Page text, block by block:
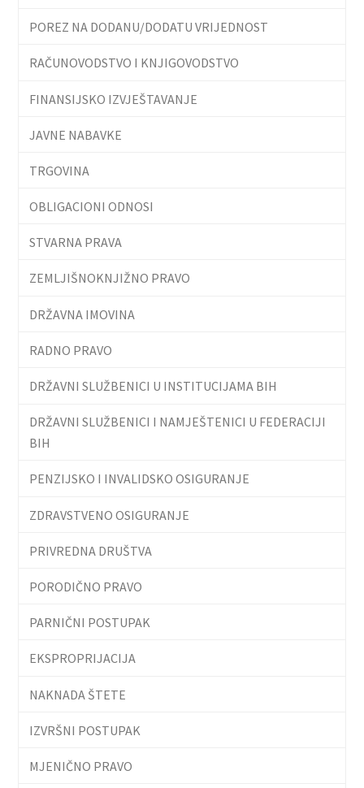
POREZ NA DODANU/DODATU VRIJEDNOST
RAČUNOVODSTVO I KNJIGOVODSTVO
FINANSIJSKO IZVJEŠTAVANJE
JAVNE NABAVKE
TRGOVINA
OBLIGACIONI ODNOSI
STVARNA PRAVA
ZEMLJIŠNOKNJIŽNO PRAVO
DRŽAVNA IMOVINA
RADNO PRAVO
DRŽAVNI SLUŽBENICI U INSTITUCIJAMA BIH
DRŽAVNI SLUŽBENICI I NAMJEŠTENICI U FEDERACIJI
BIH
PENZIJSKO I INVALIDSKO OSIGURANJE
ZDRAVSTVENO OSIGURANJE
PRIVREDNA DRUŠTVA
PORODIČNO PRAVO
PARNIČNI POSTUPAK
EKSPROPRIJACIJA
NAKNADA ŠTETE
IZVRŠNI POSTUPAK
MJENIČNO PRAVO